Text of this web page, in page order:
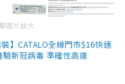
圖片放大
】CATALO全線門市$16快速
新冠病毒 準確性高達